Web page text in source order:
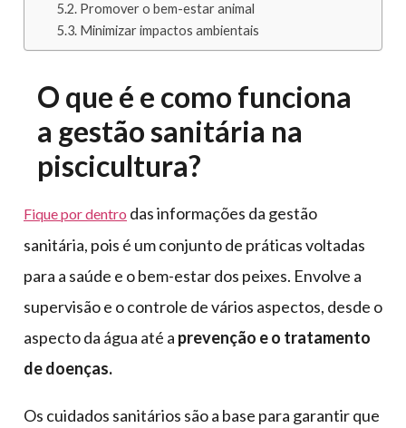
Promover o bem-estar animal
Minimizar impactos ambientais
O que é e como funciona
a gestão sanitária na
piscicultura?
Fique por dentro das informações da gestão
sanitária, pois é um conjunto de práticas voltadas
para a saúde e o bem-estar dos peixes. Envolve a
supervisão e o controle de vários aspectos, desde o
aspecto da água até a prevenção e o tratamento
de doenças.
Os cuidados sanitários são a base para garantir que